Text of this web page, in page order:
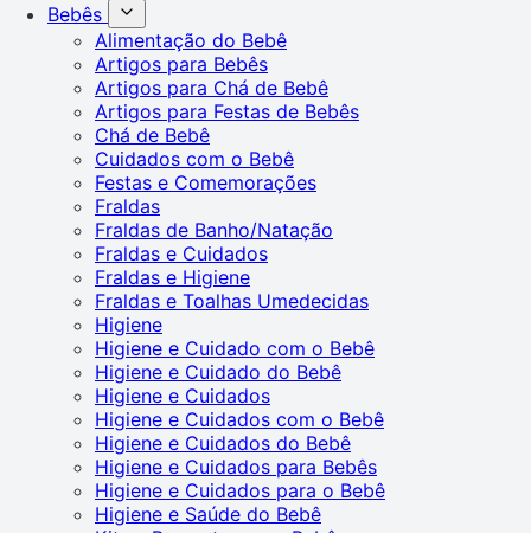
Bebês
Alimentação do Bebê
Artigos para Bebês
Artigos para Chá de Bebê
Artigos para Festas de Bebês
Chá de Bebê
Cuidados com o Bebê
Festas e Comemorações
Fraldas
Fraldas de Banho/Natação
Fraldas e Cuidados
Fraldas e Higiene
Fraldas e Toalhas Umedecidas
Higiene
Higiene e Cuidado com o Bebê
Higiene e Cuidado do Bebê
Higiene e Cuidados
Higiene e Cuidados com o Bebê
Higiene e Cuidados do Bebê
Higiene e Cuidados para Bebês
Higiene e Cuidados para o Bebê
Higiene e Saúde do Bebê